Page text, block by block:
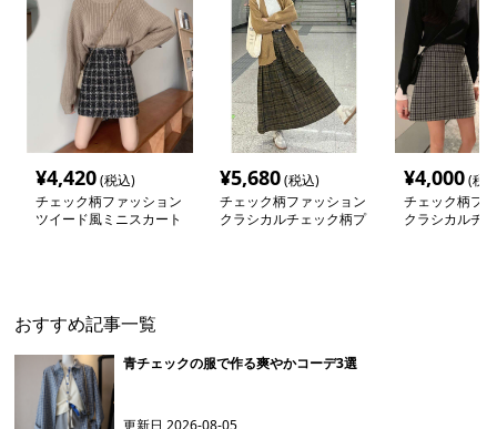
¥4,420(税込)
チェック柄ファッション
ツイード風ミニスカート
¥5,680(税込)
チェック柄ファッション
クラシカルチェック柄プ
¥4,000(税
チェック柄フ
クラシカルチ
おすすめ記事一覧
青チェックの服で作る爽やかコーデ3選
更新日2026-08-05